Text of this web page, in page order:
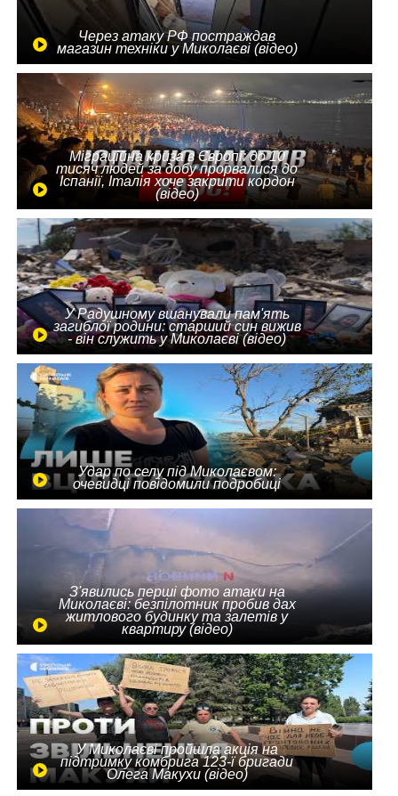
Через атаку РФ постраждав
магазин техніки у Миколаєві (відео)
Міграційна криза в Європі: до 10
тисяч людей за добу прорвалися до
Іспанії, Італія хоче закрити кордон
(відео)
У Радушному вшанували пам'ять
загиблої родини: старший син вижив
- він служить у Миколаєві (відео)
Удар по селу під Миколаєвом:
очевидці повідомили подробиці
З'явились перші фото атаки на
Миколаєві: безпілотник пробив дах
житлового будинку та залетів у
квартиру (відео)
У Миколаєві пройшла акція на
підтримку комбрига 123-ї бригади
Олега Макухи (відео)